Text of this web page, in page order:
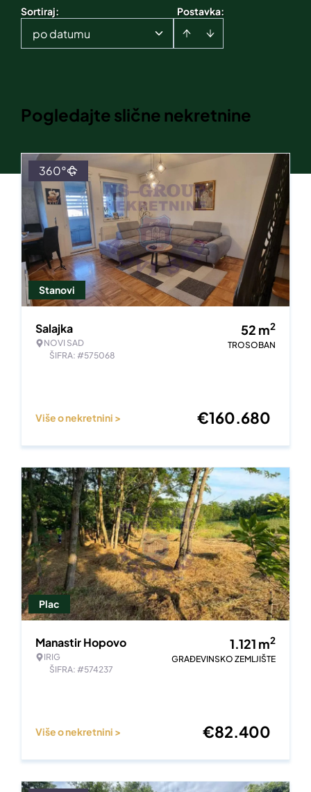
Postavka:
Sortiraj:
po datumu
Pogledajte slične nekretnine
Stanovi
360°
Salajka
NOVI SAD
ŠIFRA: #575068
52 m2
TROSOBAN
Više o nekretnini > €160.680
Plac
Manastir Hopovo
IRIG
ŠIFRA: #574237
1.121 m2
GRAĐEVINSKO ZEMLJIŠTE
Više o nekretnini > €82.400